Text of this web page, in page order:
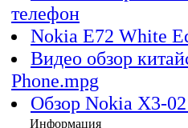
телефон
Nokia E72 White
Видео обзор
Phone.mpg
Обзор Nokia X3-
Информация